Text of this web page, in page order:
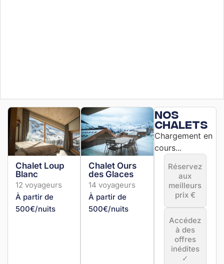
Chalet Loup
Blanc
12 voyageurs
À partir de
500€/nuits
Chalet Ours
des Glaces
14 voyageurs
À partir de
500€/nuits
Nos
chalets
Chargement en
cours...
Réservez
aux
meilleurs
prix €
Accédez
à des
offres
inédites
✓